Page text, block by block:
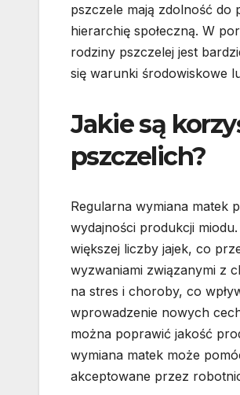
pszczele mają zdolność do
hierarchię społeczną. W
rodziny pszczelej jest
się warunki środowiskowe
Jakie są
pszczelich?
Regularna wymiana matek
wydajności produkcji
większej liczby jajek, co
wyzwaniami związanymi z
na stres i choroby, co
wprowadzenie nowych
można poprawić jakość
wymiana matek może
akceptowane przez